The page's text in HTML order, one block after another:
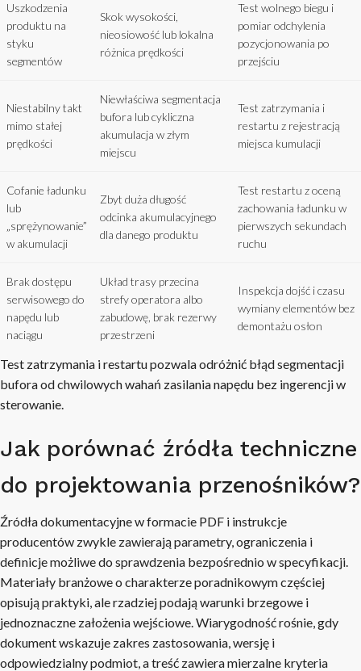
Uszkodzenia
produktu na
styku
segmentów
Skok wysokości,
nieosiowość lub lokalna
różnica prędkości
Test wolnego biegu i
pomiar odchylenia
pozycjonowania po
przejściu
Niestabilny takt
mimo stałej
prędkości
Niewłaściwa segmentacja
bufora lub cykliczna
akumulacja w złym
miejscu
Test zatrzymania i
restartu z rejestracją
miejsca kumulacji
Cofanie ładunku
lub
„sprężynowanie”
w akumulacji
Zbyt duża długość
odcinka akumulacyjnego
dla danego produktu
Test restartu z oceną
zachowania ładunku w
pierwszych sekundach
ruchu
Brak dostępu
serwisowego do
napędu lub
naciągu
Układ trasy przecina
strefy operatora albo
zabudowę, brak rezerwy
przestrzeni
Inspekcja dojść i czasu
wymiany elementów bez
demontażu osłon
Test zatrzymania i restartu pozwala odróżnić błąd segmentacji
bufora od chwilowych wahań zasilania napędu bez ingerencji w
sterowanie.
Jak porównać źródła techniczne
do projektowania przenośników?
Źródła dokumentacyjne w formacie PDF i instrukcje
producentów zwykle zawierają parametry, ograniczenia i
definicje możliwe do sprawdzenia bezpośrednio w specyfikacji.
Materiały branżowe o charakterze poradnikowym częściej
opisują praktyki, ale rzadziej podają warunki brzegowe i
jednoznaczne założenia wejściowe. Wiarygodność rośnie, gdy
dokument wskazuje zakres zastosowania, wersję i
odpowiedzialny podmiot, a treść zawiera mierzalne kryteria